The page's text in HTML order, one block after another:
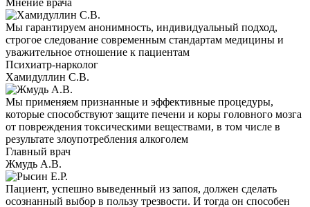
Мнение врача
Мы гарантируем анонимность, индивидуальный подход,
строгое следование современным стандартам медицины и
уважительное отношение к пациентам
Психиатр-нарколог
Хамидуллин С.В.
Мы применяем признанные и эффективные процедуры,
которые способствуют защите печени и коры головного мозга
от повреждения токсическими веществами, в том числе в
результате злоупотребления алкоголем
Главный врач
Жмудь А.В.
Пациент, успешно выведенный из запоя, должен сделать
осознанный выбор в пользу трезвости. И тогда он способен